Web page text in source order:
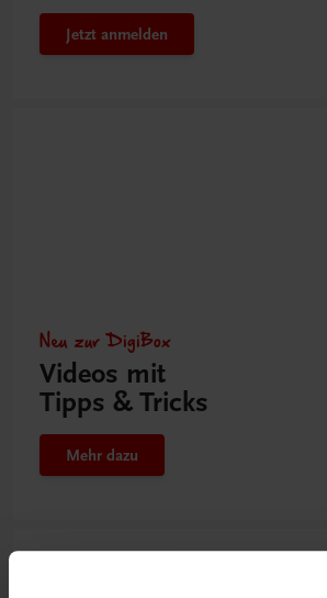
Jetzt anmelden
Neu zur DigiBox
Videos mit
Tipps & Tricks
Mehr dazu